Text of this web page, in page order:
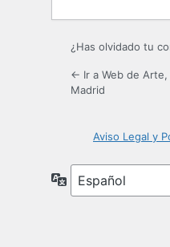
¿Has olvidado tu
← Ir a Web de
Madrid
Aviso Legal y
Idioma